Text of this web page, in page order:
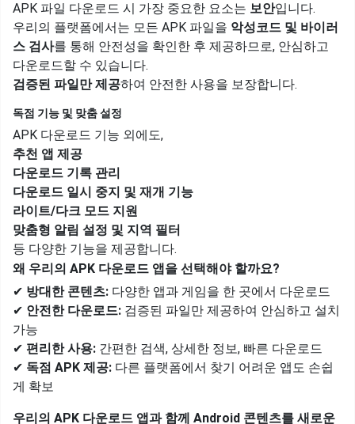
APK 파일 다운로드 시 가장 중요한 요소는 보안입니다.
우리의 플랫폼에서는 모든 APK 파일을 악성코드 및 바이러
스 검사를 통해 안전성을 확인한 후 제공하므로, 안심하고
다운로드할 수 있습니다.
검증된 파일만 제공하여 안전한 사용을 보장합니다.
독점 기능 및 맞춤 설정
APK 다운로드 기능 외에도,
추천 앱 제공
다운로드 기록 관리
다운로드 일시 중지 및 재개 기능
라이트/다크 모드 지원
맞춤형 알림 설정 및 지역 필터
등 다양한 기능을 제공합니다.
왜 우리의 APK 다운로드 앱을 선택해야 할까요?
✔ 방대한 콘텐츠: 다양한 앱과 게임을 한 곳에서 다운로드
✔ 안전한 다운로드: 검증된 파일만 제공하여 안심하고 설치
가능
✔ 편리한 사용: 간편한 검색, 상세한 정보, 빠른 다운로드
✔ 독점 APK 제공: 다른 플랫폼에서 찾기 어려운 앱도 손쉽
게 확보
우리의 APK 다운로드 앱과 함께 Android 콘텐츠를 새로운